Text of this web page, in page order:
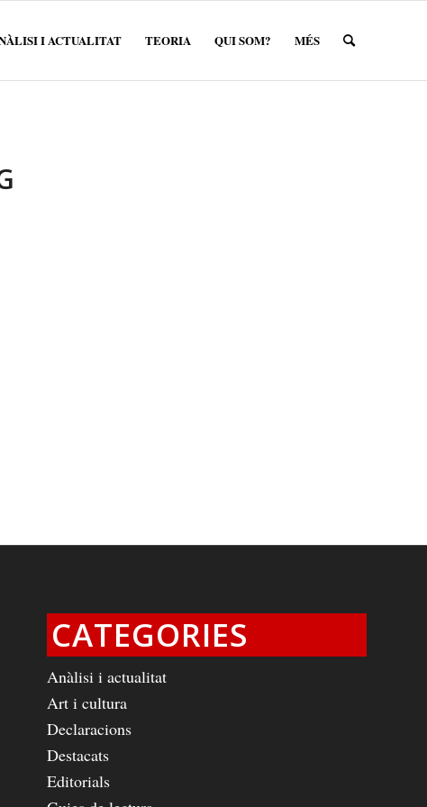
I ACTUALITAT TEORIA QUI SOM? MÉS
CATEGORIES
Anàlisi i actualitat
Art i cultura
Declaracions
Destacats
Editorials